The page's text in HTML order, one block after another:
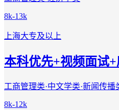
8k-13k
上海大专及以上
本科优先+视频面试+
工商管理类·中文学类·新闻传播
8k-12k